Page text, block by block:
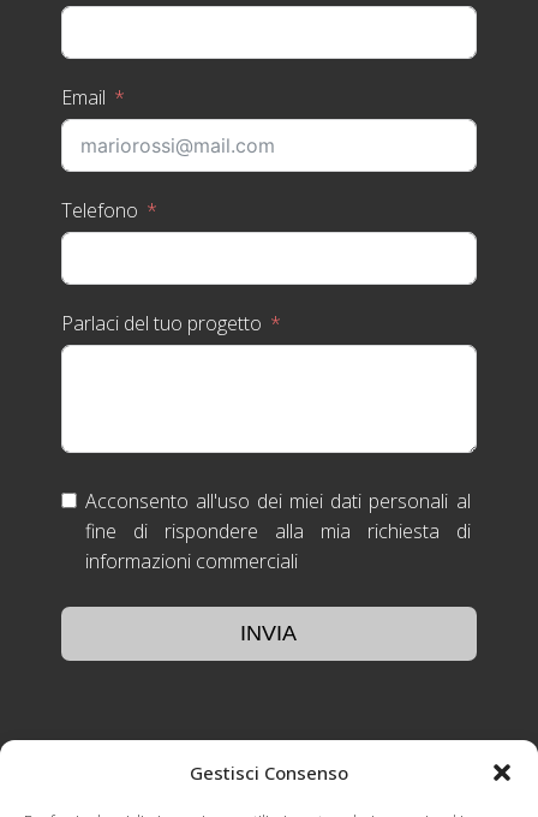
Gestisci Consenso
Email
Telefono
Parlaci del tuo progetto
Acconsento all'uso dei miei dati personali al
fine di rispondere alla mia richiesta di
informazioni commerciali
INVIA